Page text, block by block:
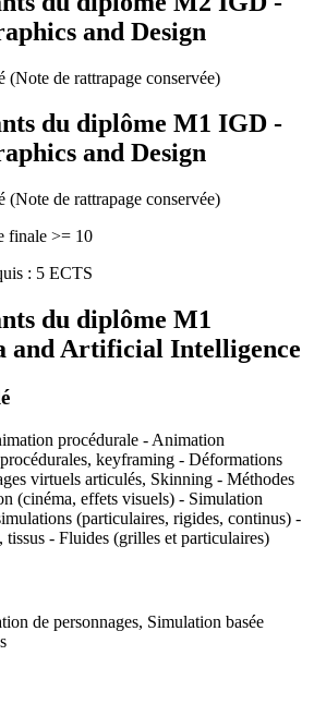
and Design
(Note de rattrapage conservée)
du diplôme M1 IGD -
and Design
(Note de rattrapage conservée)
finale >= 10
: 5 ECTS
du diplôme M1
and Artificial Intelligence
procédurale - Animation
keyframing - Déformations
virtuels articulés, Skinning - Méthodes
(cinéma, effets visuels) - Simulation
(particulaires, rigides, continus) -
tissus - Fluides (grilles et particulaires)
de personnages, Simulation basée